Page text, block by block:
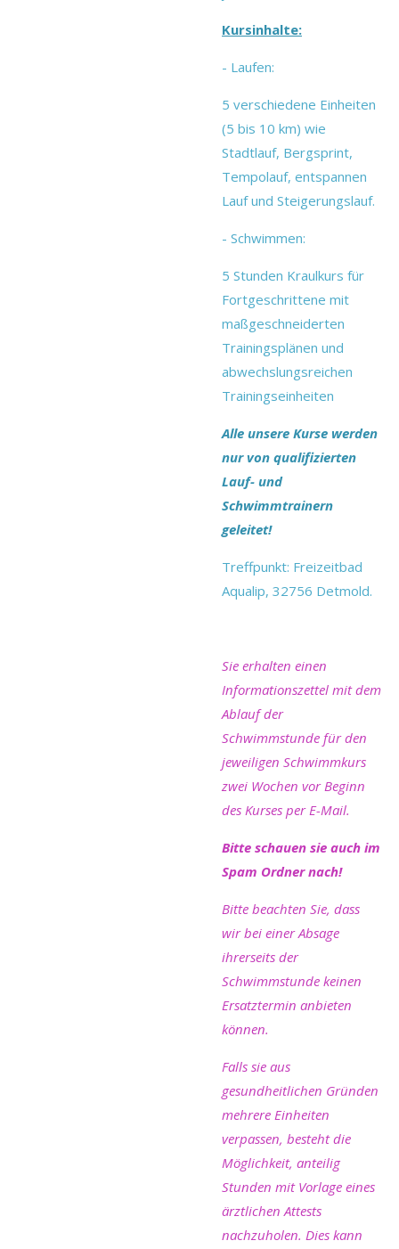
Kursinhalte:
- Laufen:
5 verschiedene Einheiten
(5 bis 10 km) wie
Stadtlauf, Bergsprint,
Tempolauf, entspannen
Lauf und Steigerungslauf.
- Schwimmen:
5 Stunden Kraulkurs für
Fortgeschrittene mit
maßgeschneiderten
Trainingsplänen und
abwechslungsreichen
Trainingseinheiten
Alle unsere Kurse werden
nur von qualifizierten
Lauf- und
Schwimmtrainern
geleitet!
Treffpunkt: Freizeitbad
Aqualip, 32756 Detmold.
Sie erhalten einen
Informationszettel mit dem
Ablauf der
Schwimmstunde für den
jeweiligen Schwimmkurs
zwei Wochen vor Beginn
des Kurses per E-Mail.
Bitte schauen sie auch im
Spam Ordner nach!
Bitte beachten Sie, dass
wir bei einer Absage
ihrerseits der
Schwimmstunde keinen
Ersatztermin anbieten
können.
Falls sie aus
gesundheitlichen Gründen
mehrere Einheiten
verpassen, besteht die
Möglichkeit, anteilig
Stunden mit Vorlage eines
ärztlichen Attests
nachzuholen. Dies kann